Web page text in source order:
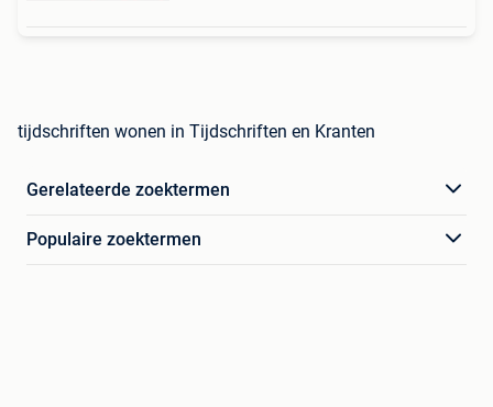
tijdschriften wonen in Tijdschriften en Kranten
Gerelateerde zoektermen
Populaire zoektermen